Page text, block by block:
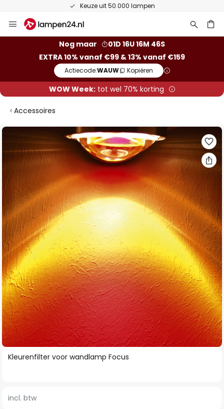
Keuze uit 50.000 lampen
naar
Nog maar
01D 16U 16M 45S
EXTRA 10% vanaf €99 & 13% vanaf €159
Actiecode:WAUW Kopiëren
WOW Week:tot wel 70% korting
Accessoires
Ga
van
de
afbeeldingen-
gallerij
Ga
van
Kleurenfilter voor wandlamp Focus
incl. btw